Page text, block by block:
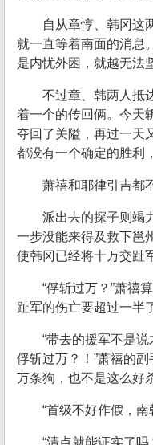
自从章惇、韩冈这
就一直等着南面的消息
是内忧外困，就越无法
不过章、韩两人抵
着一个的传回俩。今天
夺回了关隘，再过一天
都没有一个确定的胜利
萧禧和耶律引吉都
派出去的探子则竭
一步没能来得及救下邕
使韩冈已经将十万交趾
“俘斩过万？”萧禧
趾军的伤亡要超过一半
“带去的援军不是
俘斩过万？！”萧禧的
万条狗，也不是这么好
“首级不好作假，
“清点就能证实了